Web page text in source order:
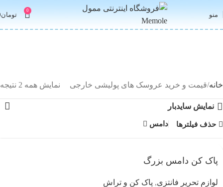
منو
0
تومان
خانه قیمت و خرید عروسک های پولیشی خارجی نمایش همه 2 نتیجه
نمایش سایدبار
حذف فیلترها دامس
پاک کن دامس بزرگ
لوازم تحریر فانتزی, پاک کن و تراش